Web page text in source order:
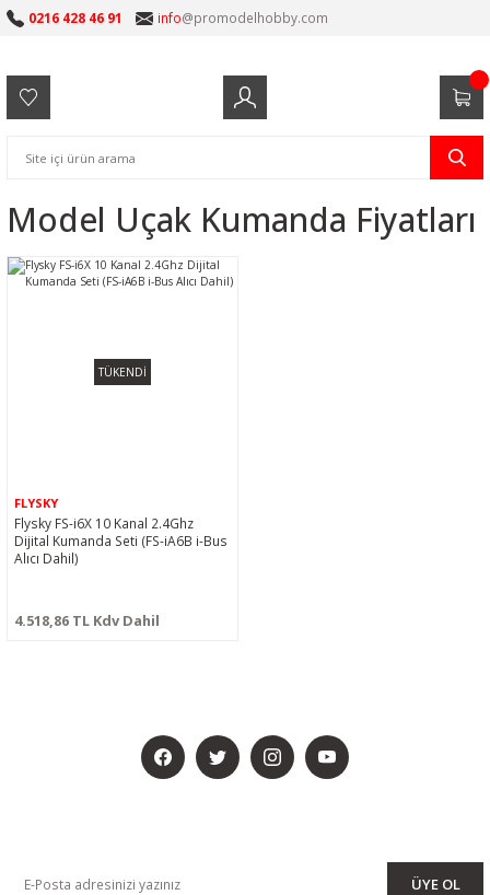
0216 428 46 91 info@promodelhobby.com
Model Uçak Kumanda Fiyatları
TÜKENDİ
FLYSKY
Flysky FS-i6X 10 Kanal 2.4Ghz
Dijital Kumanda Seti (FS-iA6B i-Bus
Alıcı Dahil)
4.518,86 TL Kdv Dahil
ÜYE OL